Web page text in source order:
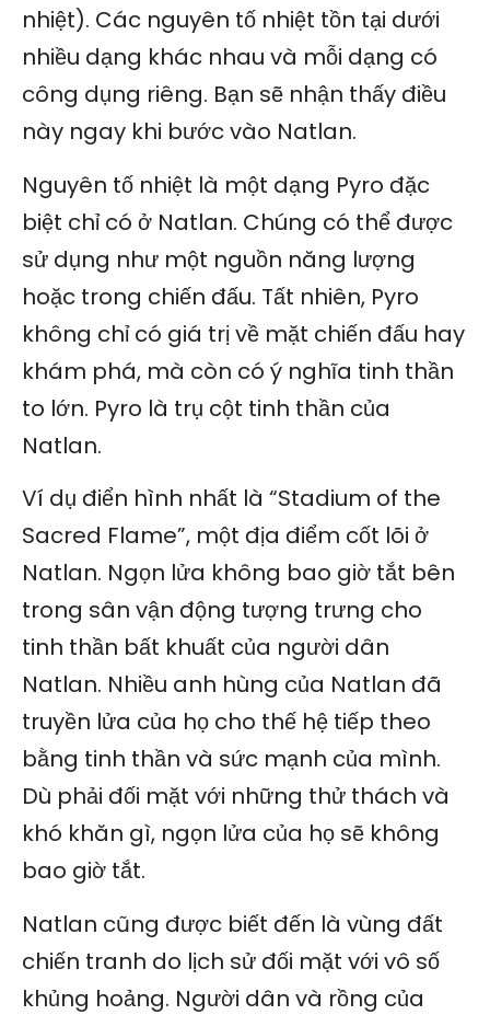
nhiệt). Các nguyên tố nhiệt tồn tại dưới
nhiều dạng khác nhau và mỗi dạng có
công dụng riêng. Bạn sẽ nhận thấy điều
này ngay khi bước vào Natlan.
Nguyên tố nhiệt là một dạng Pyro đặc
biệt chỉ có ở Natlan. Chúng có thể được
sử dụng như một nguồn năng lượng
hoặc trong chiến đấu. Tất nhiên, Pyro
không chỉ có giá trị về mặt chiến đấu hay
khám phá, mà còn có ý nghĩa tinh thần
to lớn. Pyro là trụ cột tinh thần của
Natlan.
Ví dụ điển hình nhất là “Stadium of the
Sacred Flame”, một địa điểm cốt lõi ở
Natlan. Ngọn lửa không bao giờ tắt bên
trong sân vận động tượng trưng cho
tinh thần bất khuất của người dân
Natlan. Nhiều anh hùng của Natlan đã
truyền lửa của họ cho thế hệ tiếp theo
bằng tinh thần và sức mạnh của mình.
Dù phải đối mặt với những thử thách và
khó khăn gì, ngọn lửa của họ sẽ không
bao giờ tắt.
Natlan cũng được biết đến là vùng đất
chiến tranh do lịch sử đối mặt với vô số
khủng hoảng. Người dân và rồng của